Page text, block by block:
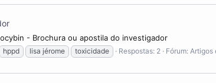
- Brochura ou apostila do investigador
hppd lisa jérome toxicidade Respostas: 2 Fórum: Artigos